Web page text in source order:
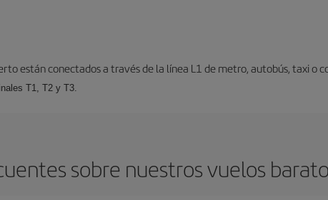
están conectados a través de la línea L1 de metro, autobús, taxi o
T1, T2 y T3.
sobre nuestros vuelos